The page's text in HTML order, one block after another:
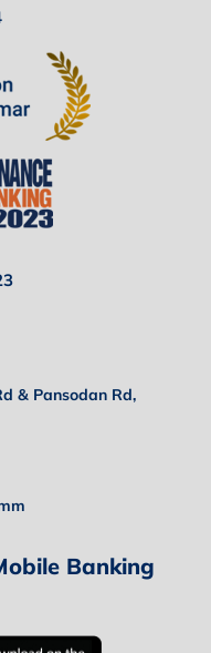
& Pansodan Rd,
Banking